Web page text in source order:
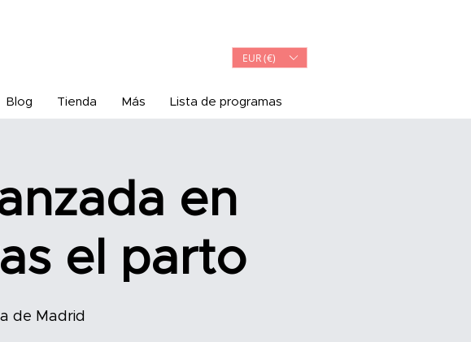
EUR (€)
Blog Tienda Más Lista de programas
en
el parto
de Madrid